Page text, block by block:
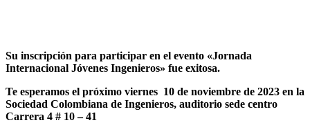
Su inscripción para participar en el evento «Jornada
Internacional Jóvenes Ingenieros» fue exitosa.
Te esperamos el próximo viernes 10 de noviembre de 2023 en la
Sociedad Colombiana de Ingenieros, auditorio sede centro
Carrera 4 # 10 – 41